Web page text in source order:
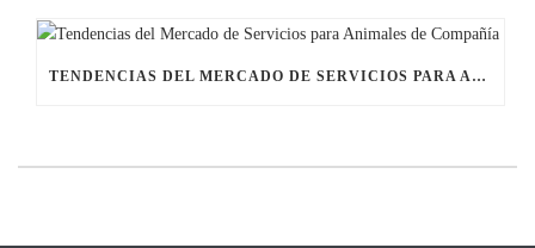
TENDENCIAS DEL MERCADO DE SERVICIOS PARA ANIMALES DE COMPAÑÍA